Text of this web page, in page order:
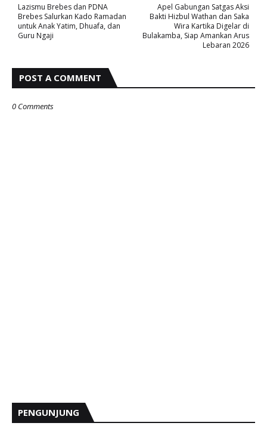
Apel Gabungan Satgas Aksi
Bakti Hizbul Wathan dan Saka
Wira Kartika Digelar di
Bulakamba, Siap Amankan Arus
Lebaran 2026
Lazismu Brebes dan PDNA
Brebes Salurkan Kado Ramadan
untuk Anak Yatim, Dhuafa, dan
Guru Ngaji
POST A COMMENT
0 Comments
PENGUNJUNG